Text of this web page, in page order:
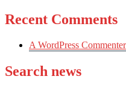
Recent Comments
A WordPress Commenter
Search news